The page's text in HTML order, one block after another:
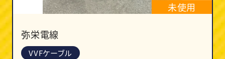
未使用
弥栄電線
VVFケーブル